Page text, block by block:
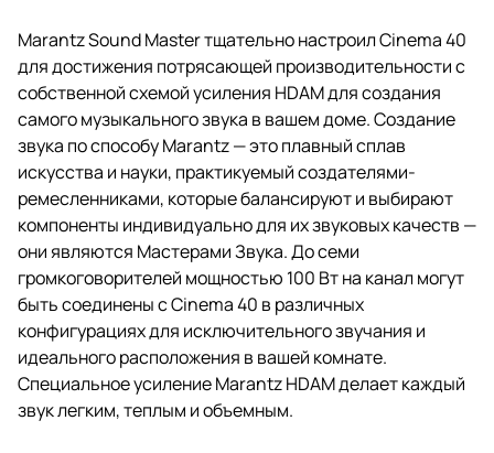
Marantz Sound Master тщательно настроил Cinema 40
для достижения потрясающей производительности с
собственной схемой усиления HDAM для создания
самого музыкального звука в вашем доме. Создание
звука по способу Marantz — это плавный сплав
искусства и науки, практикуемый создателями-
ремесленниками, которые балансируют и выбирают
компоненты индивидуально для их звуковых качеств —
они являются Мастерами Звука. До семи
громкоговорителей мощностью 100 Вт на канал могут
быть соединены с Cinema 40 в различных
конфигурациях для исключительного звучания и
идеального расположения в вашей комнате.
Специальное усиление Marantz HDAM делает каждый
звук легким, теплым и объемным.